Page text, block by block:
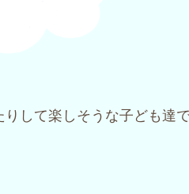
して楽しそうな子ども達